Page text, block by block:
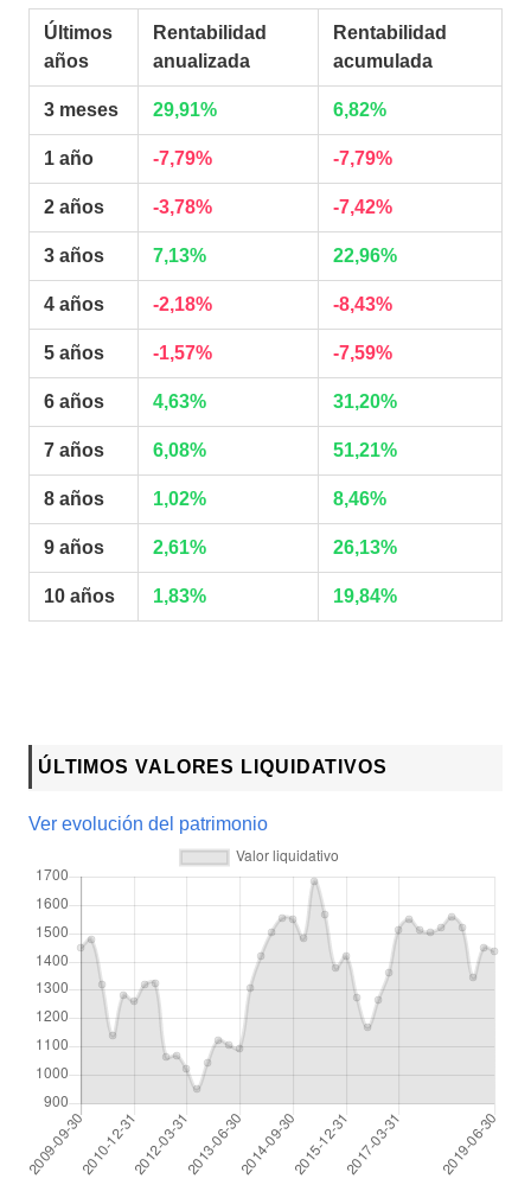
Últimos
años
Rentabilidad
anualizada
Rentabilidad
acumulada
3 meses 29,91% 6,82%
1 año -7,79% -7,79%
2 años -3,78% -7,42%
3 años 7,13% 22,96%
4 años -2,18% -8,43%
5 años -1,57% -7,59%
6 años 4,63% 31,20%
7 años 6,08% 51,21%
8 años 1,02% 8,46%
9 años 2,61% 26,13%
10 años 1,83% 19,84%
ÚLTIMOS VALORES LIQUIDATIVOS
Ver evolución del patrimonio